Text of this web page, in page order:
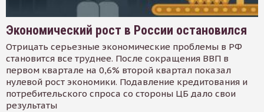
Экономический рост в России остановился
Отрицать серьезные экономические проблемы в РФ
становится все труднее. После сокращения ВВП в
первом квартале на 0,6% второй квартал показал
нулевой рост экономики. Подавление кредитования и
потребительского спроса со стороны ЦБ дало свои
результаты